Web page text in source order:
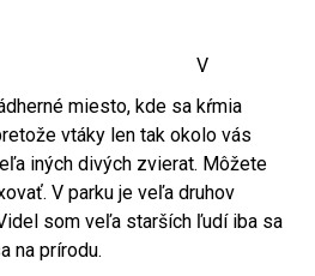
V
miesto, kde sa kŕmia
vtáky len tak okolo vás
iných divých zvierat. Môžete
V parku je veľa druhov
som veľa starších ľudí iba sa
na prírodu.